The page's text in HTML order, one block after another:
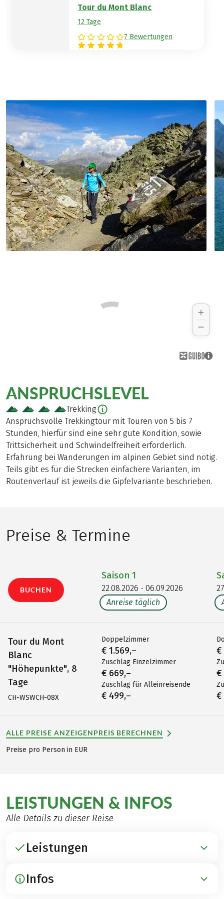
Tour du Mont Blanc
12 Tage
7 Bewertungen
ANSPRUCHSLEVEL
Trekking
Anspruchsvolle Trekkingtour mit Touren von 5 bis 7
Stunden, hierfür sind eine sehr gute Kondition, sowie
Trittsicherheit und Schwindelfreiheit erforderlich.
Erfahrung bei Wanderungen im alpinen Gebiet sind nötig.
Teils gibt es für die Strecken einfachere Varianten, im
Routenverlauf ist jeweils die Gipfelvariante beschrieben.
Preise & Termine
BUCHEN
Tour du Mont
Blanc
"Höhepunkte", 8
Tage
CH-WSWCH-08X
Saison 1
22.08.2026 - 06.09.2026
Anreise täglich
Doppelzimmer
€ 1.569,–
Zuschlag Einzelzimmer
€ 669,–
Zuschlag für Alleinreisende
€ 499,–
€
€
€
ALLE PREISE ANZEIGENPREIS BERECHNEN
Preise pro Person in EUR
LEISTUNGEN & INFOS
Alle Details zu dieser Reise
Leistungen
ENTHALTEN
Infos